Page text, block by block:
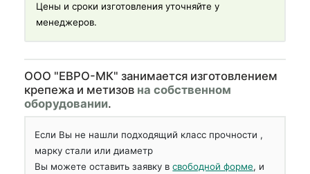
Цены и сроки изготовления уточняйте у
менеджеров.
OOO "ЕВРО-МК" занимается изготовлением
крепежа и метизов на собственном
оборудовании.
Если Вы не нашли подходящий класс прочности ,
марку стали или диаметр
Вы можете оставить заявку всвободной форме, и